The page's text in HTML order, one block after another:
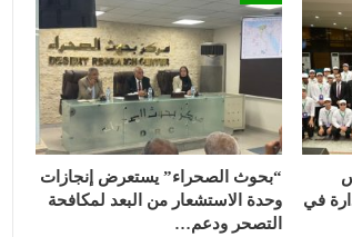
في
“بحوث الصحراء” يستعرض إنجازات
وحدة الاستشعار من البعد لمكافحة
التصحر ودعم…